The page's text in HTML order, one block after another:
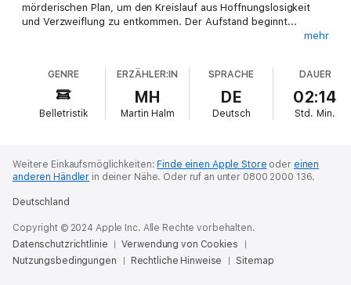
mörderischen Plan, um den Kreislauf aus Hoffnungslosigkeit
und Verzweiflung zu entkommen. Der Aufstand beginnt...
Westafrika nach Europa fliehen. Gefangen in den Händen von
Menschenhändlern werden sie als Ware behandelt, verkauft
und im Rotationsprinzip gebraucht. Als beschädigte Ware
werden sie von Ort zu Ort verschleppt und weitergegeben. Die
Flüchtlingspolitik gestärkt wird, wird den Zuhörer/-innen auf
eine fast unerträgliche Weise vor Augen geführt. Und doch gibt
Machern genannt wird: Eine Gruppe Frauen rund um die
Mädchen und Frauen beginnen sich zu wehren.
Die Filmemacherin und Drehbuchautorin Marion Leonie Pfeifer
mehr
GENRE
Belletristik
ERZÄHLER:IN
MH
Martin Halm
SPRACHE
DE
Deutsch
DAUER
02:14
Std. Min.
Weitere Einkaufsmöglichkeiten:Finde einen Apple Store oder einen
anderen Händler in deiner Nähe. Oder ruf an unter 0800 2000 136.
Deutschland
Copyright © 2024 Apple Inc. Alle Rechte vorbehalten.
Datenschutzrichtlinie
Verwendung von Cookies
Nutzungsbedingungen
Rechtliche Hinweise Sitemap